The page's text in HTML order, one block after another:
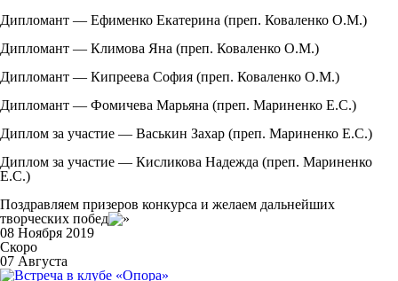
Дипломант — Ефименко Екатерина (преп. Коваленко О.М.)
Дипломант — Климова Яна (преп. Коваленко О.М.)
Дипломант — Кипреева София (преп. Коваленко О.М.)
Дипломант — Фомичева Марьяна (преп. Мариненко Е.С.)
Диплом за участие — Васькин Захар (преп. Мариненко Е.С.)
Диплом за участие — Кисликова Надежда (преп. Мариненко
Е.С.)
Поздравляем призеров конкурса и желаем дальнейших
творческих побед
08 Ноября 2019
Скоро
07 Августа